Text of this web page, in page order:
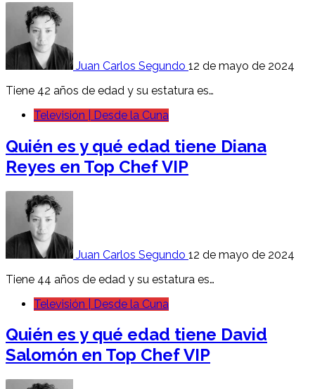
Juan Carlos Segundo 12 de mayo de 2024
Tiene 42 años de edad y su estatura es…
Televisión | Desde la Cuna
Quién es y qué edad tiene Diana
Reyes en Top Chef VIP
Juan Carlos Segundo 12 de mayo de 2024
Tiene 44 años de edad y su estatura es…
Televisión | Desde la Cuna
Quién es y qué edad tiene David
Salomón en Top Chef VIP